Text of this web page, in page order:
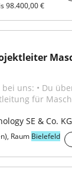
98.400,00 €
uns: • Du
für
SE & Co. KG
Raum Bielefeld